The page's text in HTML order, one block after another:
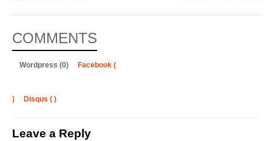
COMMENTS
Wordpress (0) Facebook (
) Disqus ( )
Leave a Reply